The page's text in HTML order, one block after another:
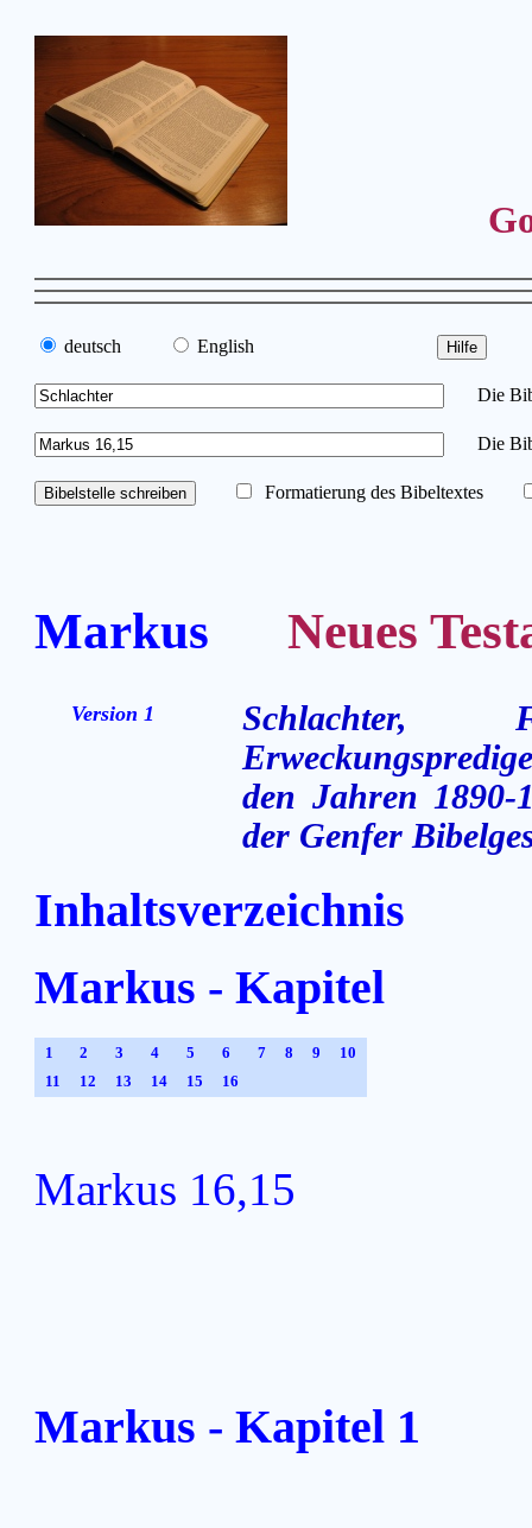
deutsch English
Die
Die
Formatierung des Bibeltextes
Markus Neues
Version 1
Schlachter,
den Jahren 1890-
der Genfer
Inhaltsverzeichnis
Markus - Kapitel
1 2 3 4 5 6 7 8 9
10
11
12 13 14 15 16
Markus 16,15
Markus - Kapitel 1